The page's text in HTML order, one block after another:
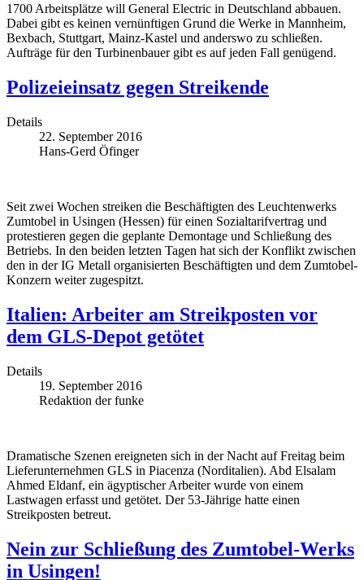
1700 Arbeitsplätze will General Electric in Deutschland abbauen.
Dabei gibt es keinen vernünftigen Grund die Werke in Mannheim,
Bexbach, Stuttgart, Mainz-Kastel und anderswo zu schließen.
Aufträge für den Turbinenbauer gibt es auf jeden Fall genügend.
Polizeieinsatz gegen Streikende
Details
22. September 2016
Hans-Gerd Öfinger
Seit zwei Wochen streiken die Beschäftigten des Leuchtenwerks
Zumtobel in Usingen (Hessen) für einen Sozialtarifvertrag und
protestieren gegen die geplante Demontage und Schließung des
Betriebs. In den beiden letzten Tagen hat sich der Konflikt zwischen
den in der IG Metall organisierten Beschäftigten und dem Zumtobel-
Konzern weiter zugespitzt.
Italien: Arbeiter am Streikposten vor
dem GLS-Depot getötet
Details
19. September 2016
Redaktion der funke
Dramatische Szenen ereigneten sich in der Nacht auf Freitag beim
Lieferunternehmen GLS in Piacenza (Norditalien). Abd Elsalam
Ahmed Eldanf, ein ägyptischer Arbeiter wurde von einem
Lastwagen erfasst und getötet. Der 53-Jährige hatte einen
Streikposten betreut.
Nein zur Schließung des Zumtobel-Werks
in Usingen!